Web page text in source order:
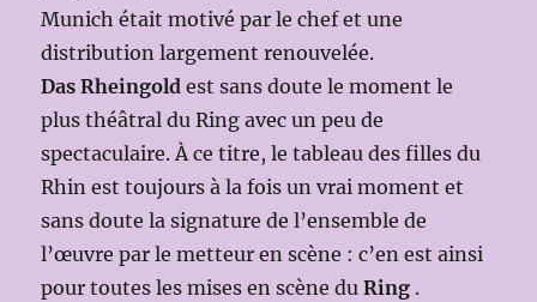
Munich était motivé par le chef et une
distribution largement renouvelée.
Das Rheingold est sans doute le moment le
plus théâtral du Ring avec un peu de
spectaculaire. À ce titre, le tableau des filles du
Rhin est toujours à la fois un vrai moment et
sans doute la signature de l’ensemble de
l’œuvre par le metteur en scène : c’en est ainsi
pour toutes les mises en scène duRing .